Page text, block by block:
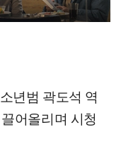
년범 곽도석 역
어올리며 시청